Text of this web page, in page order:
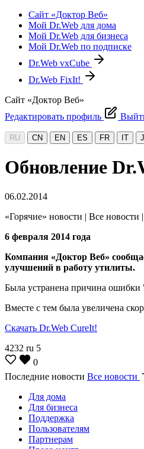
Сайт «Доктор Веб»
Мой Dr.Web для дома
Мой Dr.Web для бизнеса
Мой Dr.Web по подписке
Dr.Web vxCube
Dr.Web FixIt!
Сайт «Доктор Веб»
Редактировать профиль
RU CN EN ES FR IT
Обновление
06.02.2014
«Горячие» новости | Все
6 февраля 2014 года
Компания «Доктор Веб»
улучшений в работу утилиты.
Была устранена причина ошибки
Вместе с тем была увеличена
Скачать Dr.Web CureIt!
4232 ru 5
0
Последние новости Все новости
Для дома
Для бизнеса
Поддержка
Пользователям
Партнерам